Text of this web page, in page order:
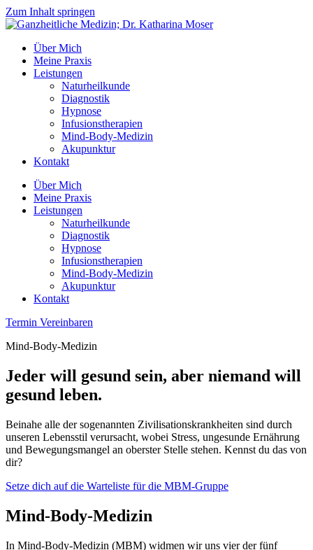
Zum Inhalt springen
Über Mich
Meine Praxis
Leistungen
Naturheilkunde
Diagnostik
Hypnose
Infusionstherapien
Mind-Body-Medizin
Akupunktur
Kontakt
Über Mich
Meine Praxis
Leistungen
Naturheilkunde
Diagnostik
Hypnose
Infusionstherapien
Mind-Body-Medizin
Akupunktur
Kontakt
Termin Vereinbaren
Mind-Body-Medizin
Jeder will gesund sein, aber niemand will
gesund leben.
Beinahe alle der sogenannten Zivilisationskrankheiten sind durch
unseren Lebensstil verursacht, wobei Stress, ungesunde Ernährung
und Bewegungsmangel an oberster Stelle stehen. Kennst du das von
dir?
Setze dich auf die Warteliste für die MBM-Gruppe
Mind-Body-Medizin
In Mind-Body-Medizin (MBM) widmen wir uns vier der fünf